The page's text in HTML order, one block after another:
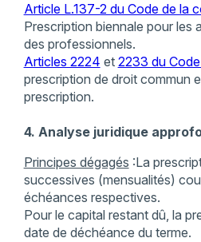
Article L.137-2 du Code de la
Prescription biennale pour les
des professionnels.
Articles 2224 et 2233 du
prescription de droit commun
prescription.
4. Analyse juridique
Principes dégagés :La
successives (mensualités)
échéances respectives.
Pour le capital restant dû, la
date de déchéance du terme.